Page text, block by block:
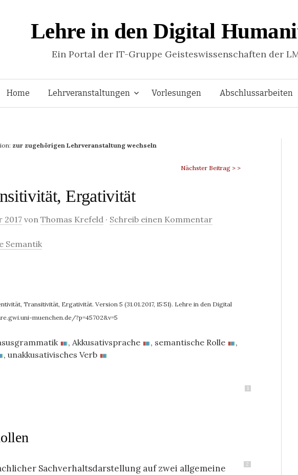
Lehre in den Digital
Ein Portal der IT-Gruppe Geisteswissenschaften der
Springe
Home Lehrveranstaltungen Vorlesungen Abschlussarbeiten
zur zugehörigen Lehrveranstaltung wechseln
Nächster Beitrag > >
Ergativität
2017 von Thomas Krefeld · Schreib einen Kommentar
Semantik
Transitivität, Ergativität. Version 5 (31.01.2017, 15:51). Lehre in den Digital
muenchen.de/?p=45702&v=5
, Akkusativsprache , semantische Rolle
,
, unakkusativisches Verb
1
2
Sachverhaltsdarstellung auf zwei allgemeine